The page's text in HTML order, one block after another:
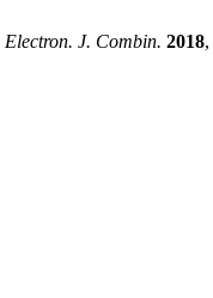
Electron. J. Combin. 2018,